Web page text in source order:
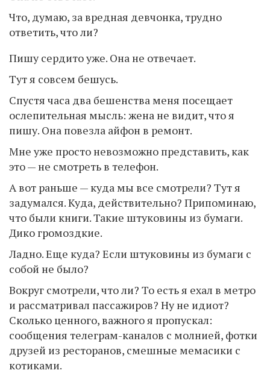
Что, думаю, за вредная девчонка, трудно
ответить, что ли?
Пишу сердито уже. Она не отвечает.
Тут я совсем бешусь.
Спустя часа два бешенства меня посещает
ослепительная мысль: жена не видит, что я
пишу. Она повезла айфон в ремонт.
Мне уже просто невозможно представить, как
это — не смотреть в телефон.
А вот раньше — куда мы все смотрели? Тут я
задумался. Куда, действительно? Припоминаю,
что были книги. Такие штуковины из бумаги.
Дико громоздкие.
Ладно. Еще куда? Если штуковины из бумаги с
собой не было?
Вокруг смотрели, что ли? То есть я ехал в метро
и рассматривал пассажиров? Ну не идиот?
Сколько ценного, важного я пропускал:
сообщения телеграм-каналов с молнией, фотки
друзей из ресторанов, смешные мемасики с
котиками.